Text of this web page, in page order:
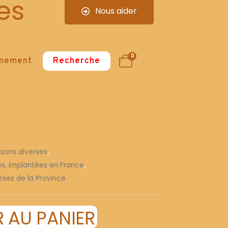
Nous aider
Recherche 0
diverses,
implantées en France,
de la Province
AU PANIER